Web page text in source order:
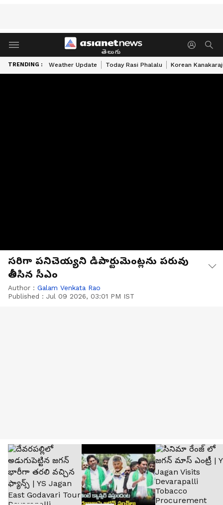
తెలుగు
TRENDING : Weather Update Today Rasi Phalalu Korean
సరిగా పనిచెయ్యని డిపార్టుమెంట్లను పరువు
తీసిన సీఎం
Author : Galam Venkata Rao
Published : Jul 09 2026, 03:01 PM IST